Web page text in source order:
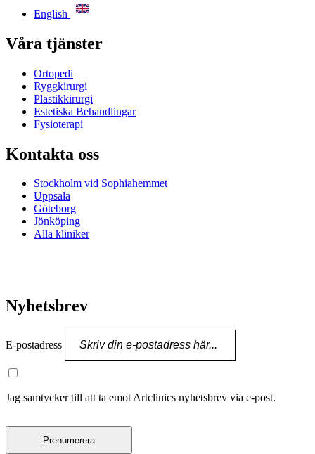
English
Våra tjänster
Ortopedi
Ryggkirurgi
Plastikkirurgi
Estetiska Behandlingar
Fysioterapi
Kontakta oss
Stockholm vid Sophiahemmet
Uppsala
Göteborg
Jönköping
Alla kliniker
Nyhetsbrev
E-postadress
Jag samtycker till att ta emot Artclinics nyhetsbrev via e-post.
Prenumerera